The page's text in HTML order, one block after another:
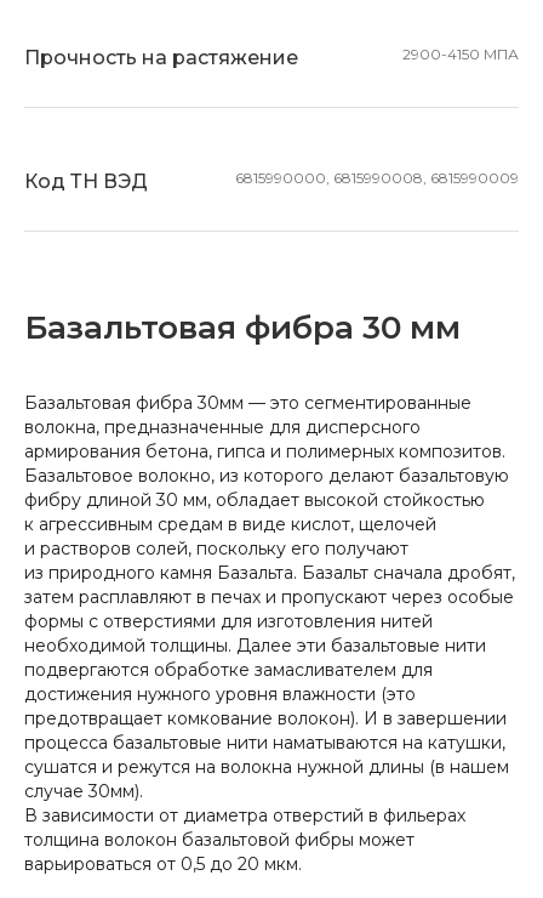
Прочность на растяжение 2900-4150 МПА
Код ТН ВЭД 6815990000, 6815990008, 6815990009
Базальтовая фибра 30 мм
Базальтовая фибра 30мм — это сегментированные
волокна, предназначенные для дисперсного
армирования бетона, гипса и полимерных композитов.
Базальтовое волокно, из которого делают базальтовую
фибру длиной 30 мм, обладает высокой стойкостью
к агрессивным средам в виде кислот, щелочей
и растворов солей, поскольку его получают
из природного камня Базальта. Базальт сначала дробят,
затем расплавляют в печах и пропускают через особые
формы с отверстиями для изготовления нитей
необходимой толщины. Далее эти базальтовые нити
подвергаются обработке замасливателем для
достижения нужного уровня влажности (это
предотвращает комкование волокон). И в завершении
процесса базальтовые нити наматываются на катушки,
сушатся и режутся на волокна нужной длины (в нашем
случае 30мм).
В зависимости от диаметра отверстий в фильерах
толщина волокон базальтовой фибры может
варьироваться от 0,5 до 20 мкм.